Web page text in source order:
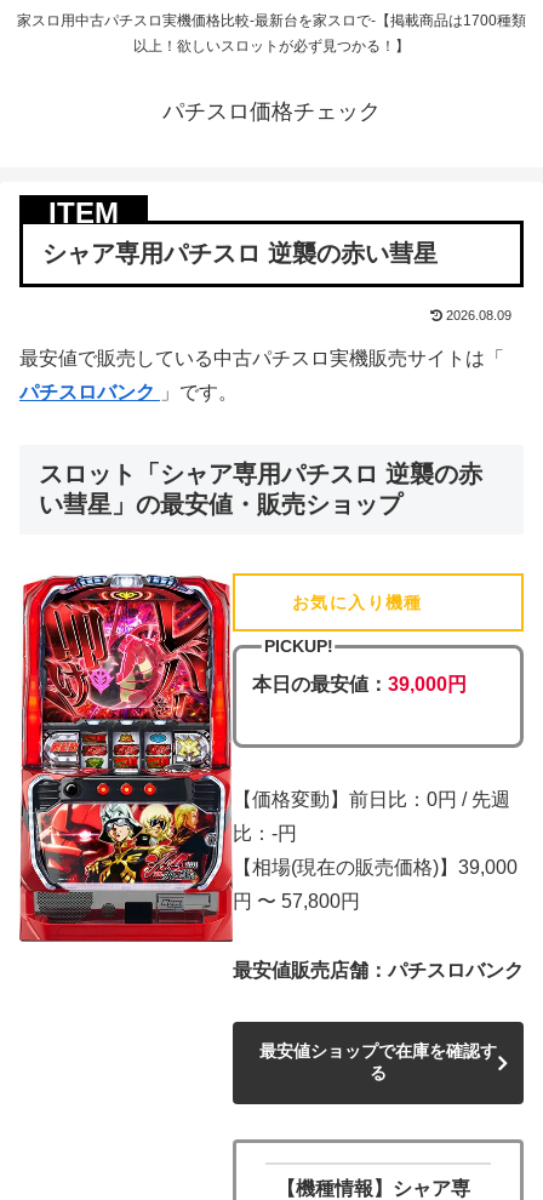
家スロ用中古パチスロ実機価格比較-最新台を家スロで-【掲載商品は1700種類
以上！欲しいスロットが必ず見つかる！】
パチスロ価格チェック
シャア専用パチスロ 逆襲の赤い彗星
2026.08.09
最安値で販売している中古パチスロ実機販売サイトは「
パチスロバンク
」です。
スロット「シャア専用パチスロ 逆襲の赤
い彗星」の最安値・販売ショップ
お気に入り機種
PICKUP!
本日の最安値： 39,000円
【価格変動】前日比：0円 / 先週
比：-円
【相場(現在の販売価格)】39,000
円 〜 57,800円
最安値販売店舗：パチスロバンク
最安値ショップで在庫を確認す
る
【機種情報】シャア専